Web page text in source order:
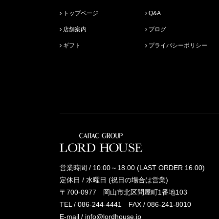
トップページ
店舗案内
ギフト
Q&A
ブログ
プライバシーポリシー
営業時間 / 10:00～18:00 (LAST ORDER 16:00)
定休日 / 水曜日 (祝日の場合は営業)
〒700-0977 岡山市北区問屋町1番地103
TEL / 086-244-4441
FAX / 086-241-8010
E-mail / info@lordhouse.jp